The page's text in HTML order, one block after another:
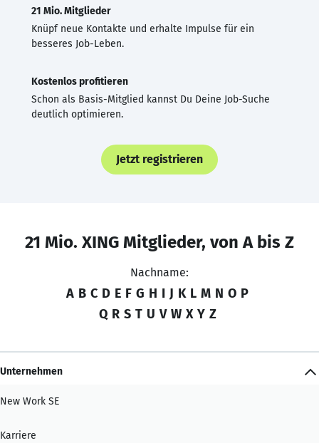
21 Mio. Mitglieder
Knüpf neue Kontakte und erhalte Impulse für ein
besseres Job-Leben.
Kostenlos profitieren
Schon als Basis-Mitglied kannst Du Deine Job-Suche
deutlich optimieren.
Jetzt registrieren
21 Mio. XING Mitglieder, von A bis Z
Nachname:
A B C D E F G H I J K L M N O P
Q R S T U V W X Y Z
Unternehmen
New Work SE
Karriere